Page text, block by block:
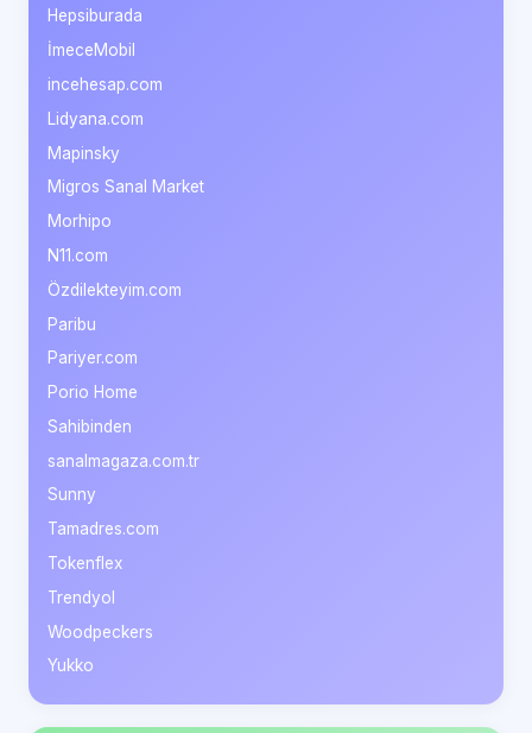
Hepsiburada
İmeceMobil
incehesap.com
Lidyana.com
Mapinsky
Migros Sanal Market
Morhipo
N11.com
Özdilekteyim.com
Paribu
Pariyer.com
Porio Home
Sahibinden
sanalmagaza.com.tr
Sunny
Tamadres.com
Tokenflex
Trendyol
Woodpeckers
Yukko